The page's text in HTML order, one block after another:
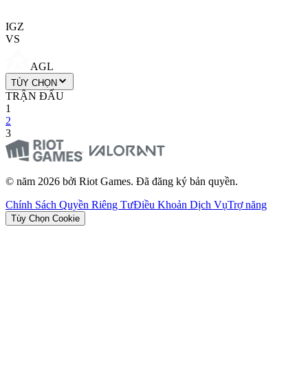
IGZ
VS
AGL
TÙY CHỌN
TRẬN ĐẤU
1
2
3
© năm 2026 bởi Riot Games. Đã đăng ký bản quyền.
Chính Sách Quyền Riêng TưĐiều Khoản Dịch VụTrợ năng
Tùy Chọn Cookie